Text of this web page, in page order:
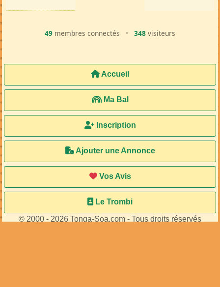
49 membres connectés • 348 visiteurs
Accueil
Ma Bal
Inscription
Ajouter une Annonce
Vos Avis
Le Trombi
© 2000 - 2026 Tonga-Soa.com - Tous droits réservés